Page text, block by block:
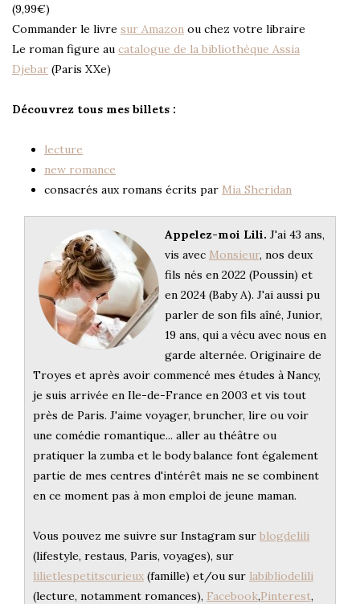
(9,99€)
Commander le livre sur Amazon ou chez votre libraire
Le roman figure au catalogue de la bibliothèque Assia
Djebar (Paris XXe)
Découvrez tous mes billets :
lecture
new romance
consacrés aux romans écrits par Mia Sheridan
Appelez-moi Lili. J'ai 43 ans,
vis avec Monsieur, nos deux
fils nés en 2022 (Poussin) et
en 2024 (Baby A). J'ai aussi pu
parler de son fils aîné, Junior,
19 ans, qui a vécu avec nous en
garde alternée. Originaire de
Troyes et après avoir commencé mes études à Nancy,
je suis arrivée en Ile-de-France en 2003 et vis tout
près de Paris. J'aime voyager, bruncher, lire ou voir
une comédie romantique... aller au théâtre ou
pratiquer la zumba et le body balance font également
partie de mes centres d'intérêt mais ne se combinent
en ce moment pas à mon emploi de jeune maman.
Vous pouvez me suivre sur Instagram sur blogdelili
(lifestyle, restaus, Paris, voyages), sur
lilietlespetitscurieux (famille) et/ou sur labibliodelili
(lecture, notamment romances), Facebook,Pinterest,